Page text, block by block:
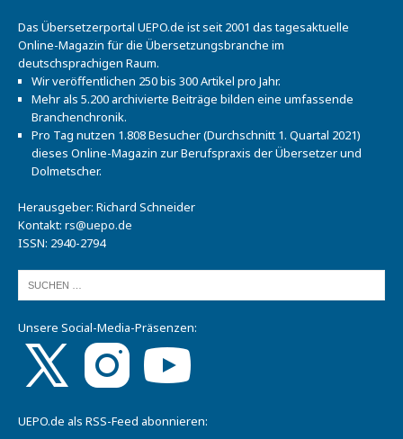
Das Übersetzerportal UEPO.de ist seit 2001 das tagesaktuelle
Online-Magazin für die Übersetzungsbranche im
deutschsprachigen Raum.
Wir veröffentlichen 250 bis 300 Artikel pro Jahr.
Mehr als 5.200 archivierte Beiträge bilden eine umfassende
Branchenchronik.
Pro Tag nutzen 1.808 Besucher (Durchschnitt 1. Quartal 2021)
dieses Online-Magazin zur Berufspraxis der Übersetzer und
Dolmetscher.
Herausgeber: Richard Schneider
Kontakt: rs@uepo.de
ISSN: 2940-2794
Unsere Social-Media-Präsenzen:
UEPO.de als RSS-Feed abonnieren: